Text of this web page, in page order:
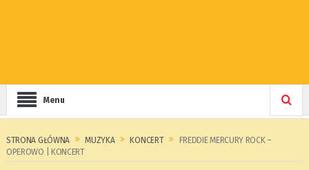
Menu
STRONA GŁÓWNA MUZYKA KONCERT
FREDDIE MERCURY ROCK –
OPEROWO | KONCERT